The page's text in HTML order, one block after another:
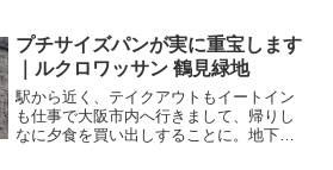
プチサイズパンが実に重宝します
｜ルクロワッサン 鶴見緑地
駅から近く、テイクアウトもイートイン
も仕事で大阪市内へ行きまして、帰りし
なに夕食を買い出しすることに。地下鉄